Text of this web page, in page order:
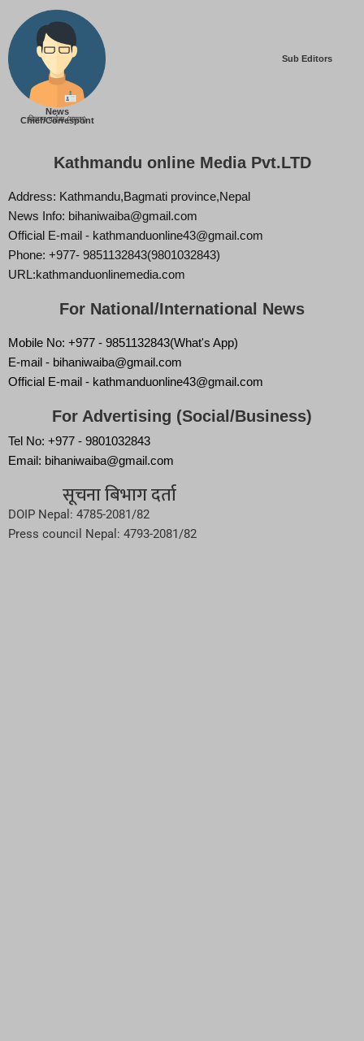
News
Chief/Correspont
बिज्ञान वाईबा (ममता)
Sub Editors
Kathmandu online Media Pvt.LTD
Address: Kathmandu,Bagmati province,Nepal
News Info: bihaniwaiba@gmail.com
Official E-mail - kathmanduonline43@gmail.com
Phone: +977- 9851132843(9801032843)
URL:kathmanduonlinemedia.com
For National/International News
Mobile No: +977 - 9851132843(What's App)
E-mail - bihaniwaiba@gmail.com
Official E-mail - kathmanduonline43@gmail.com
For Advertising (Social/Business)
Tel No: +977 - 9801032843
Email: bihaniwaiba@gmail.com
सूचना बिभाग दर्ता
DOIP Nepal: 4785-2081/82
Press council Nepal: 4793-2081/82